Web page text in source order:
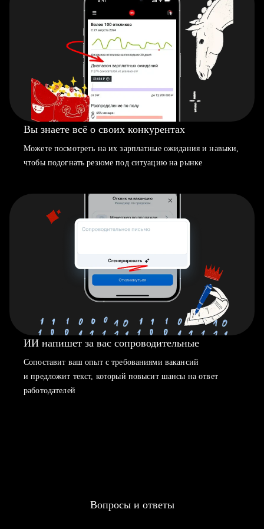
Вы знаете всё о своих конкурентах
Можете посмотреть на их зарплатные ожидания и навыки,
чтобы подогнать резюме под ситуацию на рынке
ИИ напишет за вас сопроводительные
Сопоставит ваш опыт с требованиями вакансий
и предложит текст, который повысит шансы на ответ
работодателей
Вопросы и ответы